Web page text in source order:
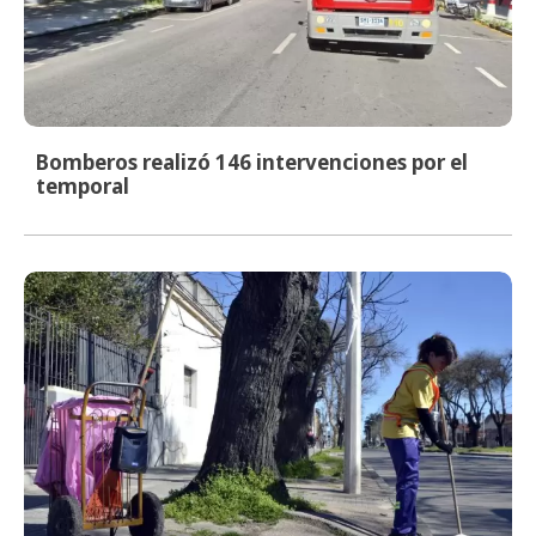
Bomberos realizó 146 intervenciones por el
temporal